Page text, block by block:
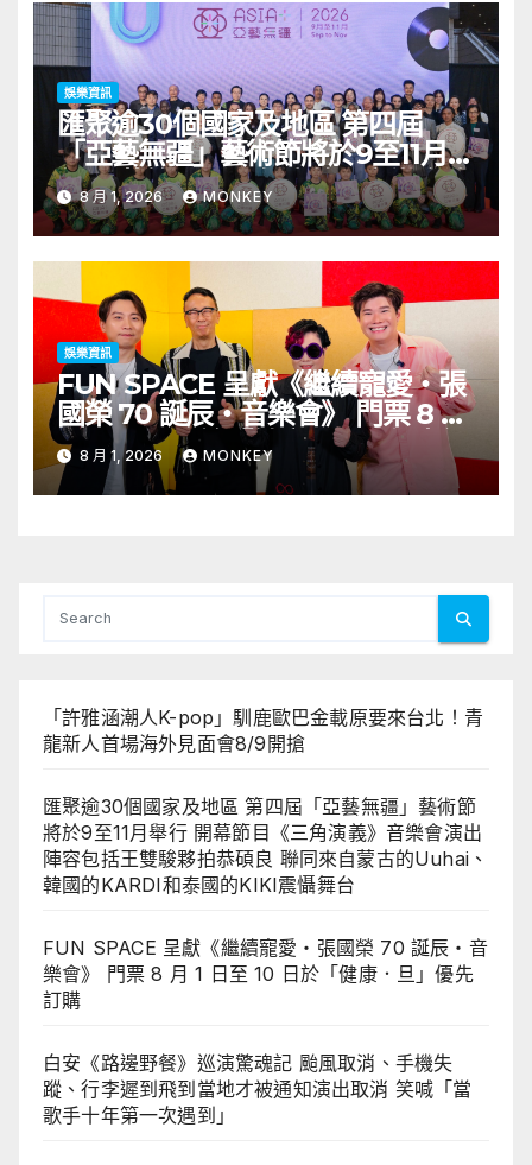
娛樂資訊
匯聚逾30個國家及地區 第四屆
「亞藝無疆」藝術節將於9至11月舉
行 開幕節目《三角演義》音樂會演
出陣容包括王雙駿夥拍恭碩良 聯同
來自蒙古的Uuhai、韓國的KARDI
和泰國的KIKI震懾舞台
8 月 1, 2026 MONKEY
娛樂資訊
FUN SPACE 呈獻《繼續寵愛・張
國榮 70 誕辰・音樂會》 門票 8 月
1 日至 10 日於「健康．旦」優先訂
購
8 月 1, 2026 MONKEY
「許雅涵潮人K-pop」馴鹿歐巴金載原要來台北！青
龍新人首場海外見面會8/9開搶
匯聚逾30個國家及地區 第四屆「亞藝無疆」藝術節
將於9至11月舉行 開幕節目《三角演義》音樂會演出
陣容包括王雙駿夥拍恭碩良 聯同來自蒙古的Uuhai、
韓國的KARDI和泰國的KIKI震懾舞台
FUN SPACE 呈獻《繼續寵愛・張國榮 70 誕辰・音
樂會》 門票 8 月 1 日至 10 日於「健康．旦」優先
訂購
白安《路邊野餐》巡演驚魂記 颱風取消、手機失
蹤、行李遲到飛到當地才被通知演出取消 笑喊「當
歌手十年第一次遇到」